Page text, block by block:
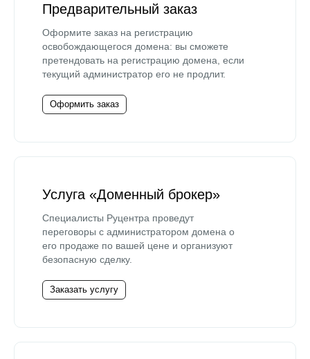
Предварительный заказ
Оформите заказ на регистрацию
освобождающегося домена: вы сможете
претендовать на регистрацию домена, если
текущий администратор его не продлит.
Оформить заказ
Услуга «Доменный брокер»
Специалисты Руцентра проведут
переговоры с администратором домена о
его продаже по вашей цене и организуют
безопасную сделку.
Заказать услугу